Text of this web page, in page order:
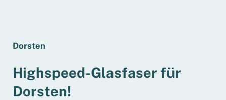
Dorsten
Highspeed-Glasfaser für
Dorsten!